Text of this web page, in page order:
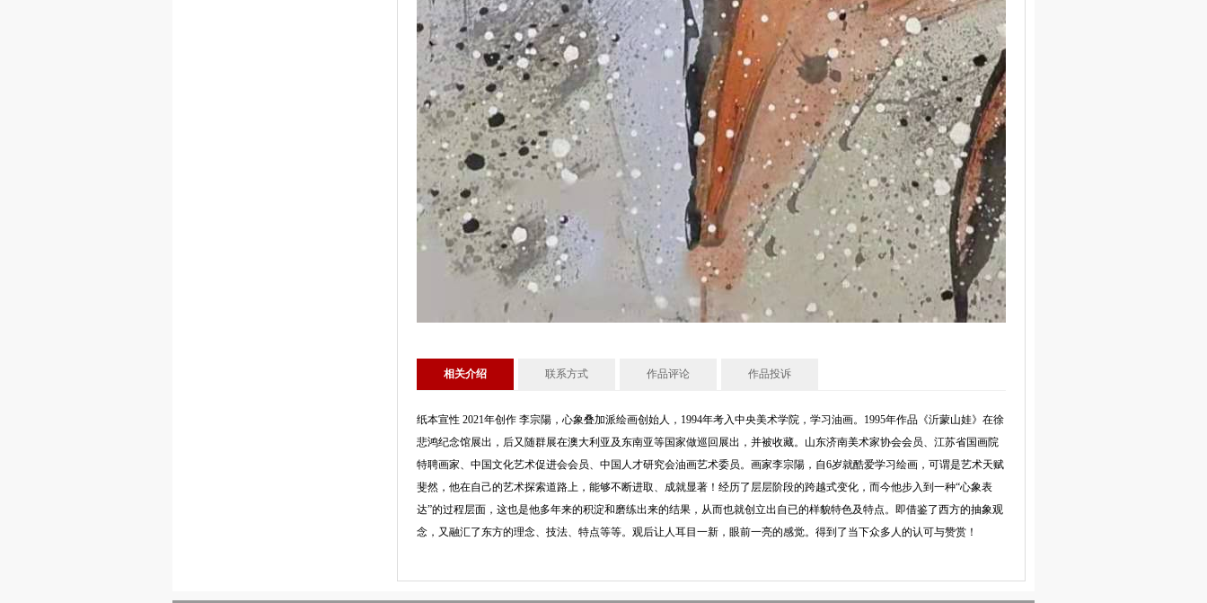
相关介绍 联系方式 作品评论 作品投诉
纸本宣性 2021年创作 李宗陽，心象叠加派绘画创始人，1994年考入中央美术学院，学习油画。1995年作品《沂蒙山娃》在徐
悲鸿纪念馆展出，后又随群展在澳大利亚及东南亚等国家做巡回展出，并被收藏。山东济南美术家协会会员、江苏省国画院
特聘画家、中国文化艺术促进会会员、中国人才研究会油画艺术委员。画家李宗陽，自6岁就酷爱学习绘画，可谓是艺术天赋
斐然，他在自己的艺术探索道路上，能够不断进取、成就显著！经历了层层阶段的跨越式变化，而今他步入到一种“心象表
达”的过程层面，这也是他多年来的积淀和磨练出来的结果，从而也就创立出自已的样貌特色及特点。即借鉴了西方的抽象观
念，又融汇了东方的理念、技法、特点等等。观后让人耳目一新，眼前一亮的感觉。得到了当下众多人的认可与赞赏！